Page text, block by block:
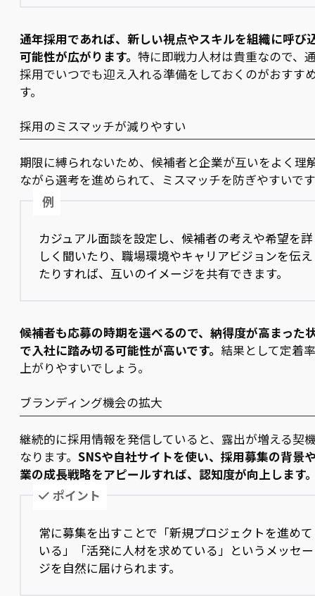
通年採用であれば、新しい視点やスキルを組織に呼び
可能性が広がります。 特に即戦力人材は貴重なので、
採用でいつでも迎え入れる準備をしておくのがおすす
す。
採用のミスマッチが減りやすい
期限に縛られないため、候補者と企業が互いをよく理
ながら選考を進められて、ミスマッチを防ぎやすいで
例
カジュアル面談を設定し、候補者の考えや希望を詳
しく聞いたり、職場環境やキャリアビジョンを伝え
たりすれば、互いのイメージを共有できます。
候補者も応募の時期を選べるので、納得度が高まった
で入社に踏み切る可能性が高いです。 結果として定着
上がりやすいでしょう。
ブランディング機会の拡大
継続的に採用情報を発信していると、露出が増える契
なります。 SNSや自社サイトを使い、採用募集の背景
業の成長戦略をアピールすれば、認知度が向上します
ポイント
常に募集を出すことで「新規プロジェクトを進めて
いる」「活発に人材を求めている」というメッセー
ジを自然に届けられます。